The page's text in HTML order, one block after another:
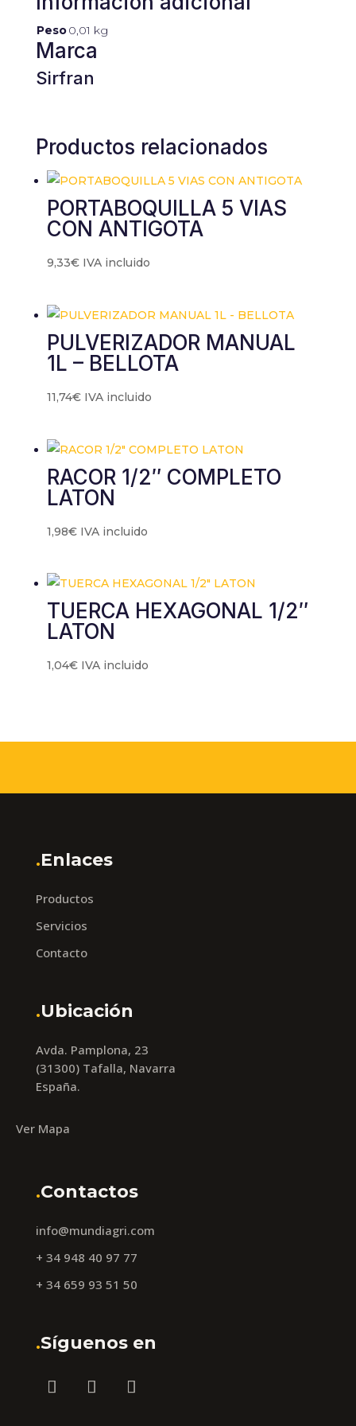
Peso0,01 kg
Marca
Sirfran
Productos relacionados
PORTABOQUILLA 5 VIAS
CON ANTIGOTA
9,33€ IVA incluido
PULVERIZADOR MANUAL
1L – BELLOTA
11,74€ IVA incluido
RACOR 1/2″ COMPLETO
LATON
1,98€ IVA incluido
TUERCA HEXAGONAL 1/2″
LATON
1,04€ IVA incluido
.Enlaces
Productos
Servicios
Contacto
.Ubicación
Avda. Pamplona, 23
(31300) Tafalla, Navarra
España.
Ver Mapa
.Contactos
info@mundiagri.com
+ 34 948 40 97 77
+ 34 659 93 51 50
.Síguenos en
contenido y
ofertas
personalizados.